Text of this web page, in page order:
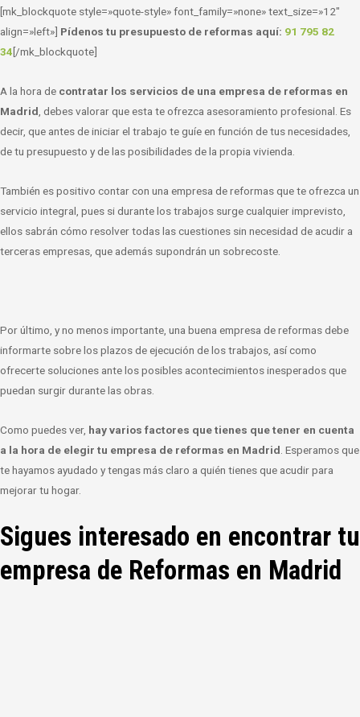
[mk_blockquote style=»quote-style» font_family=»none» text_size=»12″
align=»left»] Pídenos tu presupuesto de reformas aquí: 91 795 82
34[/mk_blockquote]
A la hora de contratar los servicios de una empresa de reformas en
Madrid , debes valorar que esta te ofrezca asesoramiento profesional. Es
decir, que antes de iniciar el trabajo te guíe en función de tus necesidades,
de tu presupuesto y de las posibilidades de la propia vivienda.
También es positivo contar con una empresa de reformas que te ofrezca un
servicio integral, pues si durante los trabajos surge cualquier imprevisto,
ellos sabrán cómo resolver todas las cuestiones sin necesidad de acudir a
terceras empresas, que además supondrán un sobrecoste.
Por último, y no menos importante, una buena empresa de reformas debe
informarte sobre los plazos de ejecución de los trabajos, así como
ofrecerte soluciones ante los posibles acontecimientos inesperados que
puedan surgir durante las obras.
Como puedes ver, hay varios factores que tienes que tener en cuenta
a la hora de elegir tu empresa de reformas en Madrid . Esperamos que
te hayamos ayudado y tengas más claro a quién tienes que acudir para
mejorar tu hogar.
Sigues interesado en encontrar tu
empresa de Reformas en Madrid